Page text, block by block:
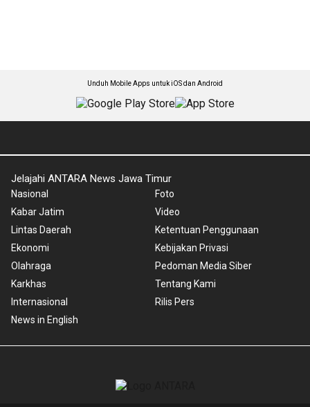
Unduh Mobile Apps untuk iOS dan Android
Jelajahi ANTARA News Jawa Timur
Nasional
Kabar Jatim
Lintas Daerah
Ekonomi
Olahraga
Karkhas
Internasional
News in English
Foto
Video
Ketentuan Penggunaan
Kebijakan Privasi
Pedoman Media Siber
Tentang Kami
Rilis Pers